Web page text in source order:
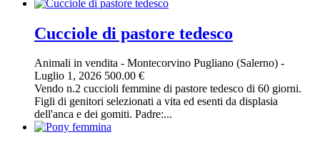
Cucciole di pastore tedesco
Animali in vendita - Montecorvino Pugliano (Salerno) -
Luglio 1, 2026 500.00 €
Vendo n.2 cuccioli femmine di pastore tedesco di 60 giorni.
Figli di genitori selezionati a vita ed esenti da displasia
dell'anca e dei gomiti. Padre:...